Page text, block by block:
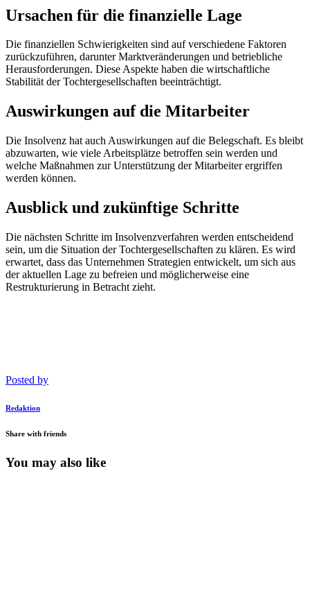
Ursachen für die finanzielle Lage
Die finanziellen Schwierigkeiten sind auf verschiedene Faktoren
zurückzuführen, darunter Marktveränderungen und betriebliche
Herausforderungen. Diese Aspekte haben die wirtschaftliche
Stabilität der Tochtergesellschaften beeinträchtigt.
Auswirkungen auf die Mitarbeiter
Die Insolvenz hat auch Auswirkungen auf die Belegschaft. Es bleibt
abzuwarten, wie viele Arbeitsplätze betroffen sein werden und
welche Maßnahmen zur Unterstützung der Mitarbeiter ergriffen
werden können.
Ausblick und zukünftige Schritte
Die nächsten Schritte im Insolvenzverfahren werden entscheidend
sein, um die Situation der Tochtergesellschaften zu klären. Es wird
erwartet, dass das Unternehmen Strategien entwickelt, um sich aus
der aktuellen Lage zu befreien und möglicherweise eine
Restrukturierung in Betracht zieht.
Posted by
Redaktion
Share with friends
You may also like